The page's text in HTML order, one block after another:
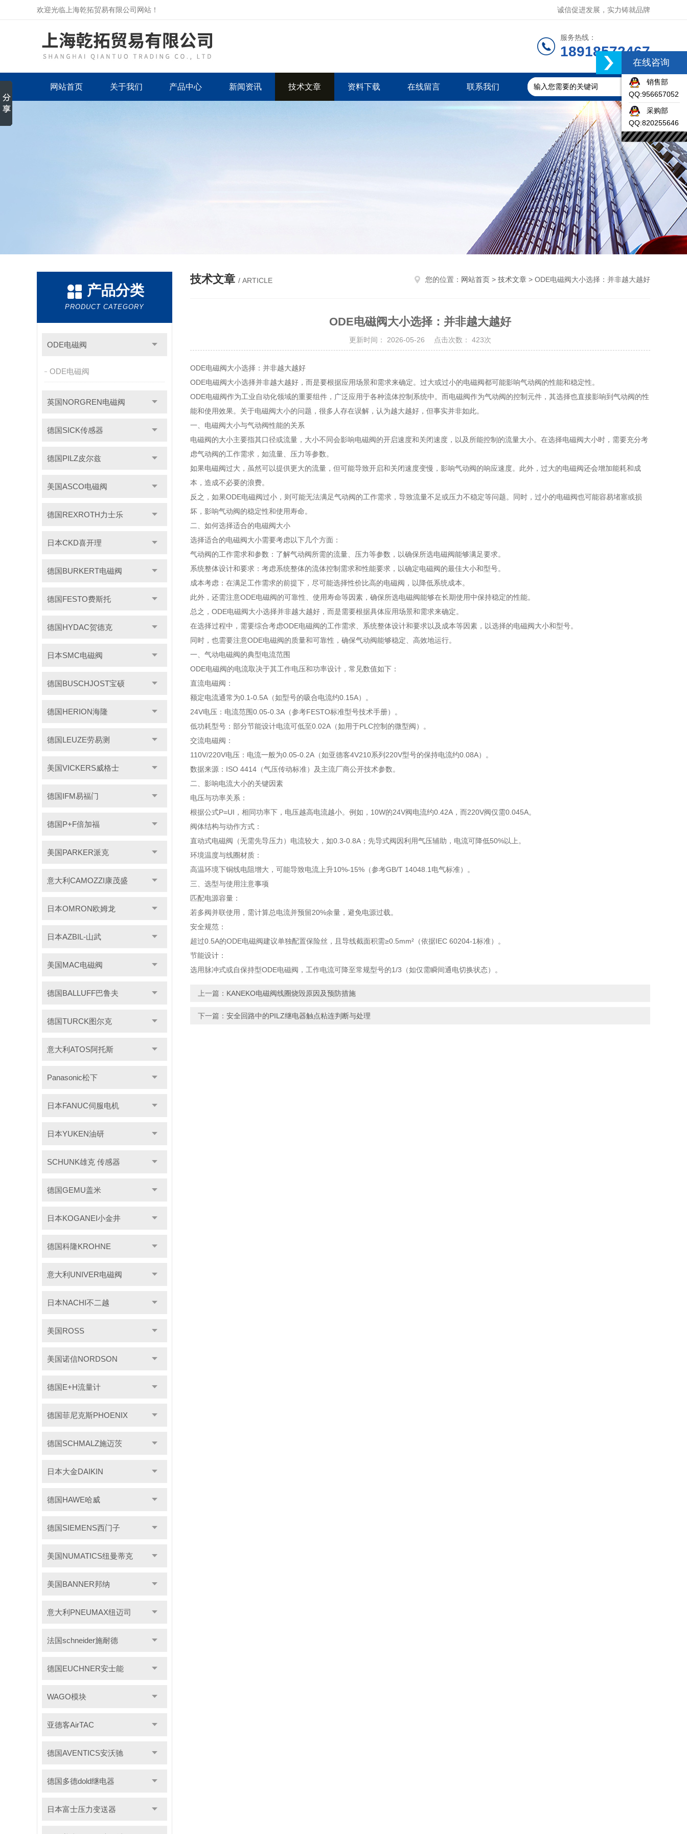
欢迎光临上海乾拓贸易有限公司网站！ 诚信促进发展，实力铸就品牌
服务热线：
18918572467
网站首页 关于我们 产品中心 新闻资讯 技术文章 资料下载 在线留言 联系我们
产品分类
PRODUCT CATEGORY
ODE电磁阀
ODE电磁阀
英国NORGREN电磁阀
德国SICK传感器
德国PILZ皮尔兹
美国ASCO电磁阀
德国REXROTH力士乐
日本CKD喜开理
德国BURKERT电磁阀
德国FESTO费斯托
德国HYDAC贺德克
日本SMC电磁阀
德国BUSCHJOST宝硕
德国HERION海隆
德国LEUZE劳易测
美国VICKERS威格士
德国IFM易福门
德国P+F倍加福
美国PARKER派克
意大利CAMOZZI康茂盛
日本OMRON欧姆龙
日本AZBIL-山武
美国MAC电磁阀
德国BALLUFF巴鲁夫
德国TURCK图尔克
意大利ATOS阿托斯
Panasonic松下
日本FANUC伺服电机
日本YUKEN油研
SCHUNK雄克 传感器
德国GEMU盖米
日本KOGANEI小金井
德国科隆KROHNE
意大利UNIVER电磁阀
日本NACHI不二越
美国ROSS
美国诺信NORDSON
德国E+H流量计
德国菲尼克斯PHOENIX
德国SCHMALZ施迈茨
日本大金DAIKIN
德国HAWE哈威
德国SIEMENS西门子
美国NUMATICS纽曼蒂克
美国BANNER邦纳
意大利PNEUMAX纽迈司
法国schneider施耐德
德国EUCHNER安士能
WAGO模块
亚德客AirTAC
德国AVENTICS安沃驰
德国多德dold继电器
日本富士压力变送器
技术文章 / ARTICLE 您的位置： 网站首页 > 技术文章 > ODE电磁阀大小选择：并非越大越好
ODE电磁阀大小选择：并非越大越好
更新时间： 2026-05-26 点击次数： 423次
ODE电磁阀大小选择：并非越大越好
ODE电磁阀大小选择并非越大越好，而是要根据应用场景和需求来确定。过大或过小的电磁阀都可能影响气动阀的性能和稳定性。
ODE电磁阀作为工业自动化领域的重要组件，广泛应用于各种流体控制系统中。而电磁阀作为气动阀的控制元件，其选择也直接影响到气动阀的性
能和使用效果。关于电磁阀大小的问题，很多人存在误解，认为越大越好，但事实并非如此。
一、电磁阀大小与气动阀性能的关系
电磁阀的大小主要指其口径或流量，大小不同会影响电磁阀的开启速度和关闭速度，以及所能控制的流量大小。在选择电磁阀大小时，需要充分考
虑气动阀的工作需求，如流量、压力等参数。
如果电磁阀过大，虽然可以提供更大的流量，但可能导致开启和关闭速度变慢，影响气动阀的响应速度。此外，过大的电磁阀还会增加能耗和成
本，造成不必要的浪费。
反之，如果ODE电磁阀过小，则可能无法满足气动阀的工作需求，导致流量不足或压力不稳定等问题。同时，过小的电磁阀也可能容易堵塞或损
坏，影响气动阀的稳定性和使用寿命。
二、如何选择适合的电磁阀大小
选择适合的电磁阀大小需要考虑以下几个方面：
气动阀的工作需求和参数：了解气动阀所需的流量、压力等参数，以确保所选电磁阀能够满足要求。
系统整体设计和要求：考虑系统整体的流体控制需求和性能要求，以确定电磁阀的最佳大小和型号。
成本考虑：在满足工作需求的前提下，尽可能选择性价比高的电磁阀，以降低系统成本。
此外，还需注意ODE电磁阀的可靠性、使用寿命等因素，确保所选电磁阀能够在长期使用中保持稳定的性能。
总之，ODE电磁阀大小选择并非越大越好，而是需要根据具体应用场景和需求来确定。
在选择过程中，需要综合考虑ODE电磁阀的工作需求、系统整体设计和要求以及成本等因素，以选择的电磁阀大小和型号。
同时，也需要注意ODE电磁阀的质量和可靠性，确保气动阀能够稳定、高效地运行。
一、气动电磁阀的典型电流范围
ODE电磁阀的电流取决于其工作电压和功率设计，常见数值如下：
直流电磁阀：
额定电流通常为0.1-0.5A（如型号的吸合电流约0.15A）。
24V电压：电流范围0.05-0.3A（参考FESTO标准型号技术手册）。
低功耗型号：部分节能设计电流可低至0.02A（如用于PLC控制的微型阀）。
交流电磁阀：
110V/220V电压：电流一般为0.05-0.2A（如亚德客4V210系列220V型号的保持电流约0.08A）。
数据来源：ISO 4414（气压传动标准）及主流厂商公开技术参数。
二、影响电流大小的关键因素
电压与功率关系：
根据公式P=UI，相同功率下，电压越高电流越小。例如，10W的24V阀电流约0.42A，而220V阀仅需0.045A。
阀体结构与动作方式：
直动式电磁阀（无需先导压力）电流较大，如0.3-0.8A；先导式阀因利用气压辅助，电流可降低50%以上。
环境温度与线圈材质：
高温环境下铜线电阻增大，可能导致电流上升10%-15%（参考GB/T 14048.1电气标准）。
三、选型与使用注意事项
匹配电源容量：
若多阀并联使用，需计算总电流并预留20%余量，避免电源过载。
安全规范：
超过0.5A的ODE电磁阀建议单独配置保险丝，且导线截面积需≥0.5mm²（依据IEC 60204-1标准）。
节能设计：
选用脉冲式或自保持型ODE电磁阀，工作电流可降至常规型号的1/3（如仅需瞬间通电切换状态）。
上一篇： KANEKO电磁阀线圈烧毁原因及预防措施
下一篇： 安全回路中的PILZ继电器触点粘连判断与处理
在线咨询
销售部
QQ:956657052
采购部
QQ:820255646